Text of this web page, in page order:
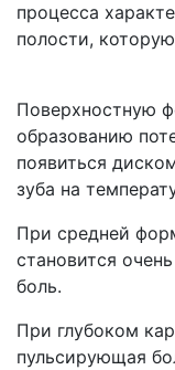
процесса
полости,
Поверхностную
образованию
появиться
зуба на
При средней
становится
боль.
При глубоком
пульсирующая